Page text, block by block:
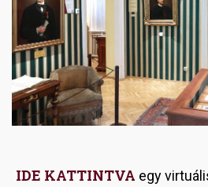
IDE KATTINTVA egy